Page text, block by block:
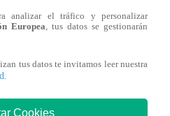
se emite un nuevo episodio
Mónica Torres y Mauricio
analizar el tráfico y personalizar
Europea , tus datos se gestionarán
tus datos te invitamos leer nuestra
Cookies